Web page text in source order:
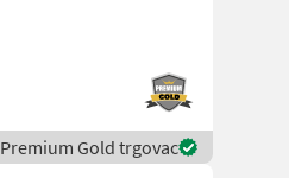
Premium Gold trgovac